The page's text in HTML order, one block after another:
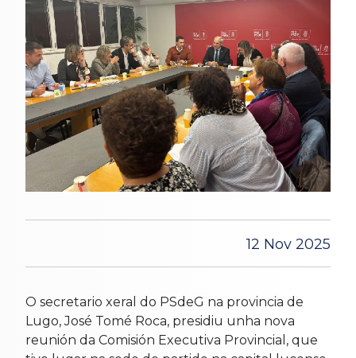
12 Nov 2025
O secretario xeral do PSdeG na provincia de
Lugo, José Tomé Roca, presidiu unha nova
reunión da Comisión Executiva Provincial, que